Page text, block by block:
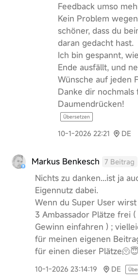
Feedback umso
Kein Problem
schöner, dass du
daran gedacht hast.
Ich bin gespannt,
Ende ausfällt, und
Wünsche auf jeden
Danke dir nochmals
Daumendrücken!
Übersetzen
10-1-2026 22:21 DE
Markus Benkesch 7 Beitrag
Nichts zu danken...ist ja
Eigennutz dabei.
Wenn du Super User
3 Ambassador Plätze frei
Gewinn einfahren ) ;
für meinen eigenen
für einen dieser Plätze🫠😇
10-1-2026 23:14:19 DE